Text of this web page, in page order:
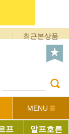
최근본상품
MENU
프 알프호른